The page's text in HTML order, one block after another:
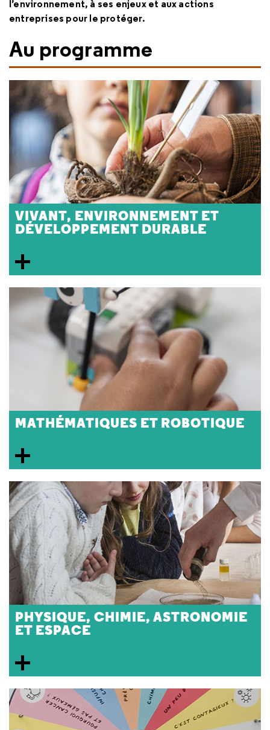
l’environnement, à ses enjeux et aux actions
entreprises pour le protéger.
Au programme
VIVANT, ENVIRONNEMENT ET
DÉVELOPPEMENT DURABLE
MATHÉMATIQUES ET ROBOTIQUE
PHYSIQUE, CHIMIE, ASTRONOMIE
ET ESPACE